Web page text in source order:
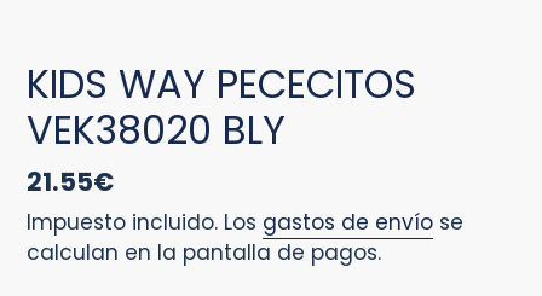
KIDS WAY PECECITOS
VEK38020 BLY
Precio
habitual
21.55€
Impuesto incluido. Los gastos de envío se
calculan en la pantalla de pagos.